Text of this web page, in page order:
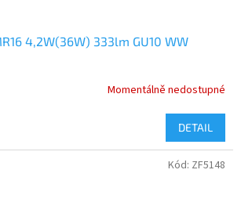
4,2W(36W) 333lm GU10 WW
Momentálně nedostupné
DETAIL
Kód: ZF5148